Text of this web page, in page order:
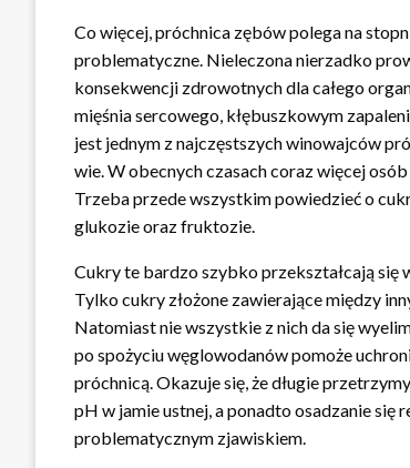
Co więcej, próchnica zębów polega na
problematyczne. Nieleczona nierzadko
konsekwencji zdrowotnych dla całego
mięśnia sercowego, kłębuszkowym
jest jednym z najczęstszych winowajców
wie. W obecnych czasach coraz więcej
Trzeba przede wszystkim powiedzieć o
glukozie oraz fruktozie.
Cukry te bardzo szybko przekształcają się
Tylko cukry złożone zawierające między
Natomiast nie wszystkie z nich da się
po spożyciu węglowodanów pomoże
próchnicą. Okazuje się, że długie
pH w jamie ustnej, a ponadto osadzanie
problematycznym zjawiskiem.